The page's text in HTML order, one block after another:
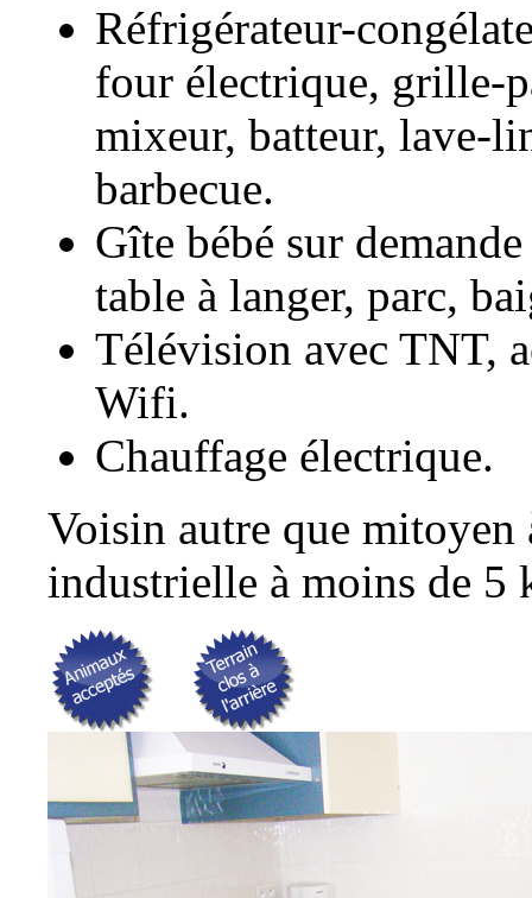
Réfrigérateur-
four électrique, grille-
mixeur, batteur, lave-
barbecue.
Gîte bébé sur
table à langer, parc,
Télévision avec TNT,
Wifi.
Chauffage électrique.
Voisin autre que
industrielle à moins de 5